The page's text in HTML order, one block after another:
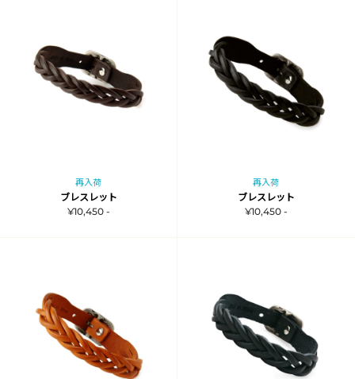
再入荷
ブレスレット
¥10,450 -
再入荷
ブレスレット
¥10,450 -